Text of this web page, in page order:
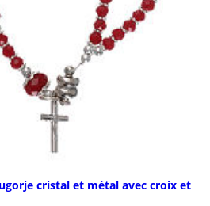
cristal et métal avec croix et